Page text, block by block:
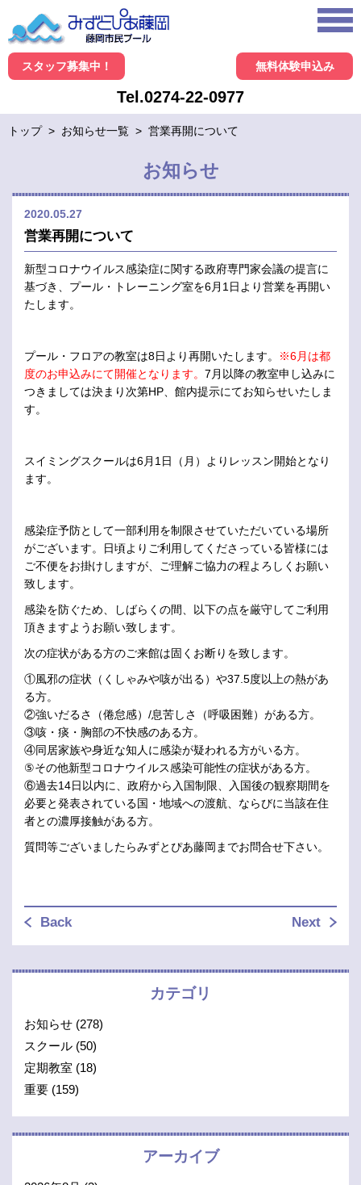
スタッフ募集中！ 無料体験申込み
Tel.0274-22-0977
トップ > お知らせ一覧 > 営業再開について
お知らせ
2020.05.27
営業再開について
新型コロナウイルス感染症に関する政府専門家会議の提言に
基づき、プール・トレーニング室を6月1日より営業を再開い
たします。
プール・フロアの教室は8日より再開いたします。
※6月は都
度のお申込みにて開催となります。 7月以降の教室申し込みに
つきましては決まり次第HP、館内提示にてお知らせいたしま
す。
スイミングスクールは6月1日（月）よりレッスン開始となり
ます。
感染症予防として一部利用を制限させていただいている場所
がございます。日頃よりご利用してくださっている皆様には
ご不便をお掛けしますが、ご理解ご協力の程よろしくお願い
致します。
感染を防ぐため、しばらくの間、以下の点を厳守してご利用
頂きますようお願い致します。
次の症状がある方のご来館は固くお断りを致します。
①風邪の症状（くしゃみや咳が出る）や37.5度以上の熱があ
る方。
②強いだるさ（倦怠感）/息苦しさ（呼吸困難）がある方。
③咳・痰・胸部の不快感のある方。
④同居家族や身近な知人に感染が疑われる方がいる方。
⑤その他新型コロナウイルス感染可能性の症状がある方。
⑥過去14日以内に、政府から入国制限、入国後の観察期間を
必要と発表されている国・地域への渡航、ならびに当該在住
者との濃厚接触がある方。
質問等ございましたらみずとぴあ藤岡までお問合せ下さい。
Back Next
カテゴリ
お知らせ (278)
スクール (50)
定期教室 (18)
重要 (159)
アーカイブ